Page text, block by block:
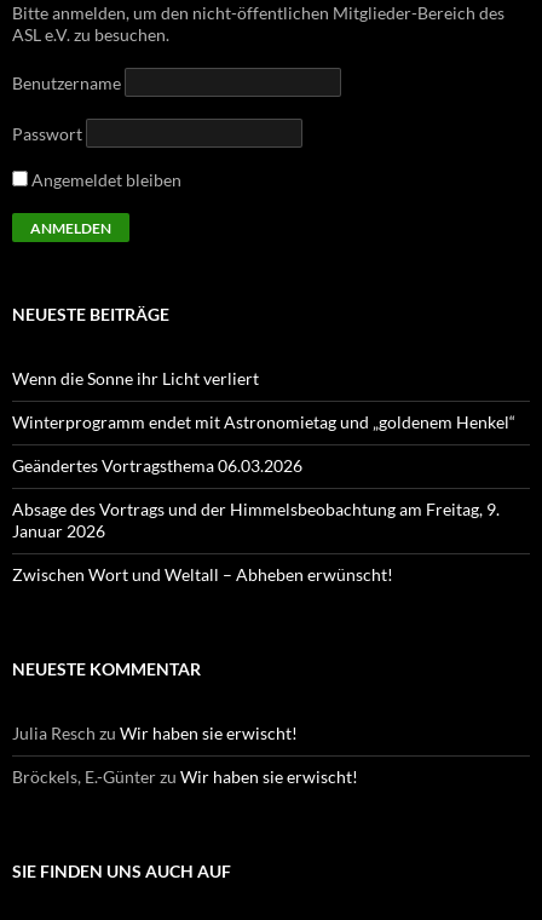
Bitte anmelden, um den nicht-öffentlichen Mitglieder-Bereich des
ASL e.V. zu besuchen.
Benutzername
Passwort
Angemeldet bleiben
NEUESTE BEITRÄGE
Wenn die Sonne ihr Licht verliert
Winterprogramm endet mit Astronomietag und „goldenem Henkel“
Geändertes Vortragsthema 06.03.2026
Absage des Vortrags und der Himmelsbeobachtung am Freitag, 9.
Januar 2026
Zwischen Wort und Weltall – Abheben erwünscht!
NEUESTE KOMMENTAR
Julia Resch zu Wir haben sie erwischt!
Bröckels, E.-Günterzu Wir haben sie erwischt!
SIE FINDEN UNS AUCH AUF